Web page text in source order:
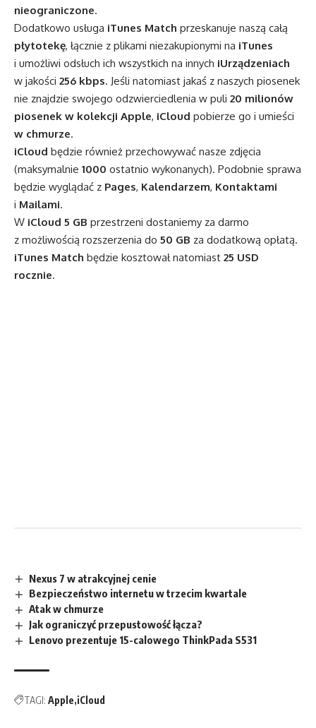
nieograniczone.
Dodatkowo usługa iTunes Match przeskanuje naszą całą
płytotekę, łącznie z plikami niezakupionymi na iTunes
i umożliwi odsłuch ich wszystkich na innych iUrządzeniach
w jakości 256 kbps. Jeśli natomiast jakaś z naszych piosenek
nie znajdzie swojego odzwierciedlenia w puli 20 milionów
piosenek w kolekcji Apple, iCloud pobierze go i umieści
w chmurze.
iCloud będzie również przechowywać nasze zdjęcia
(maksymalnie 1000 ostatnio wykonanych). Podobnie sprawa
będzie wyglądać z Pages, Kalendarzem, Kontaktami
i Mailami.
W iCloud 5 GB przestrzeni dostaniemy za darmo
z możliwością rozszerzenia do 50 GB za dodatkową opłatą.
iTunes Match będzie kosztował natomiast 25 USD
rocznie.
Nexus 7 w atrakcyjnej cenie
Bezpieczeństwo internetu w trzecim kwartale
Atak w chmurze
Jak ograniczyć przepustowość łącza?
Lenovo prezentuje 15-calowego ThinkPada S531
TAGI: Apple iCloud